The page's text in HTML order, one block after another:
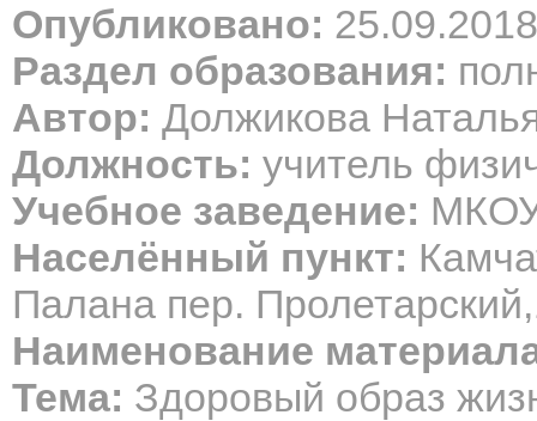
Опубликовано: 25.09.2018
Раздел образования:
Автор: Должикова
Должность: учитель
Учебное заведение:
Населённый пункт:
Палана пер.
Наименование
Тема: Здоровый образ